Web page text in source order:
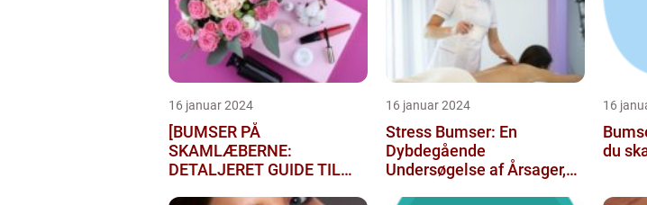
16 januar 2024
[BUMSER PÅ
SKAMLÆBERNE:
DETALJERET GUIDE TIL
16 januar 2024
Stress Bumser: En
Dybdegående
Undersøgelse af Årsager,
16
Bumser
du